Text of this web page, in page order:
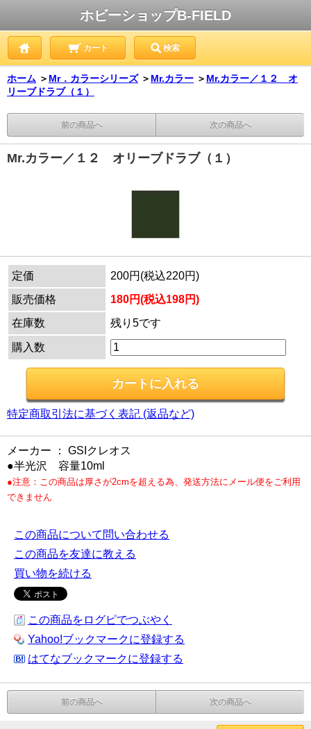
ホビーショップB-FIELD
カート 検索
ホーム ＞ Mr．カラーシリーズ ＞ Mr.カラー ＞ Mr.カラー／１２ オ
リーブドラブ（１）
前の商品へ 次の商品へ
Mr.カラー／１２ オリーブドラブ（１）
定価
200円(税込220円)
販売価格
180円(税込198円)
在庫数
残り5です
購入数
特定商取引法に基づく表記 (返品など)
メーカー ： GSIクレオス
●半光沢 容量10ml
●注意：この商品は厚さが2cmを超える為、発送方法にメール便をご利用
できません
この商品について問い合わせる
この商品を友達に教える
買い物を続ける
この商品をログピでつぶやく
Yahoo!ブックマークに登録する
はてなブックマークに登録する
前の商品へ 次の商品へ